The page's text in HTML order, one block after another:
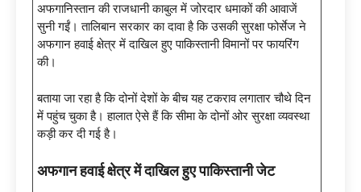
अफगानिस्तान की राजधानी काबुल में जोरदार धमाकों की आवाजें
सुनी गईं। तालिबान सरकार का दावा है कि उसकी सुरक्षा फोर्सेज ने
अफगान हवाई क्षेत्र में दाखिल हुए पाकिस्तानी विमानों पर फायरिंग
की।
बताया जा रहा है कि दोनों देशों के बीच यह टकराव लगातार चौथे दिन
में पहुंच चुका है। हालात ऐसे हैं कि सीमा के दोनों ओर सुरक्षा व्यवस्था
कड़ी कर दी गई है।
अफगान हवाई क्षेत्र में दाखिल हुए पाकिस्तानी जेट